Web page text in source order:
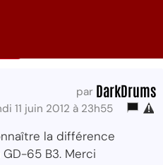
par DarkDrums
11 juin 2012 à 23h55
la différence
65 B3. Merci